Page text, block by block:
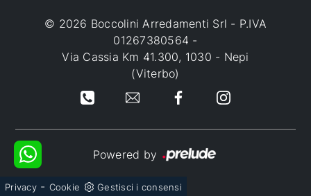
© 2026 Boccolini Arredamenti Srl - P.IVA
01267380564 -
Via Cassia Km 41.300, 1030 - Nepi
(Viterbo)
Powered by
Privacy- Cookie Gestisci i consensi